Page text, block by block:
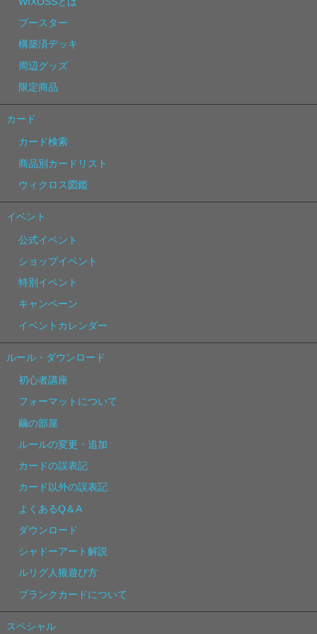
ブースター
構築済デッキ
周辺グッズ
限定商品
カード
カード検索
商品別カードリスト
ウィクロス図鑑
イベント
公式イベント
ショップイベント
特別イベント
キャンペーン
イベントカレンダー
ルール・ダウンロード
初心者講座
フォーマットについて
繭の部屋
ルールの変更・追加
カードの誤表記
カード以外の誤表記
よくあるQ＆A
ダウンロード
シャドーアート解説
ルリグ人狼遊び方
ブランクカードについて
スペシャル